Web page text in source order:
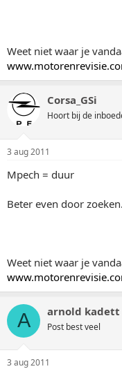
Weet niet waar je
Corsa_GSi
Hoort bij de
3 aug 2011
Mpech = duur
Beter even door zoeken.
Weet niet waar je
A arnold kadett
Post best veel
3 aug 2011